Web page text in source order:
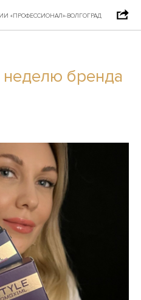
«ПРОФЕССИОНАЛ»-ВОЛГОГРАД
бренда